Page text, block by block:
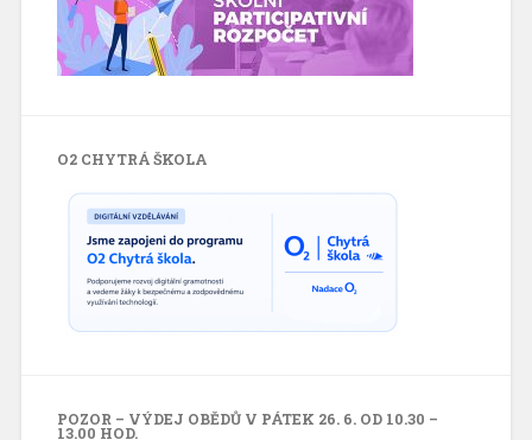
O2 CHYTRÁ ŠKOLA
POZOR – VÝDEJ OBĚDŮ V PÁTEK 26. 6. OD 10.30 –
13.00 HOD.